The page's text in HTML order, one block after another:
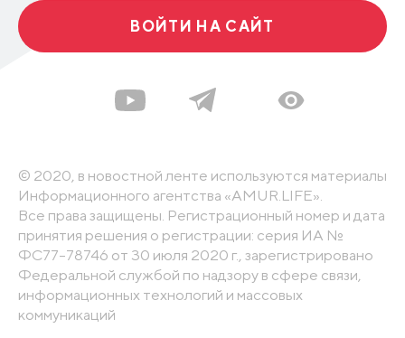
ВОЙТИ НА САЙТ
© 2020, в новостной ленте используются материалы
Информационного агентства «AMUR.LIFE».
Все права защищены. Регистрационный номер и дата
принятия решения о регистрации: серия ИА №
ФС77-78746 от 30 июля 2020 г., зарегистрировано
Федеральной службой по надзору в сфере связи,
информационных технологий и массовых
коммуникаций